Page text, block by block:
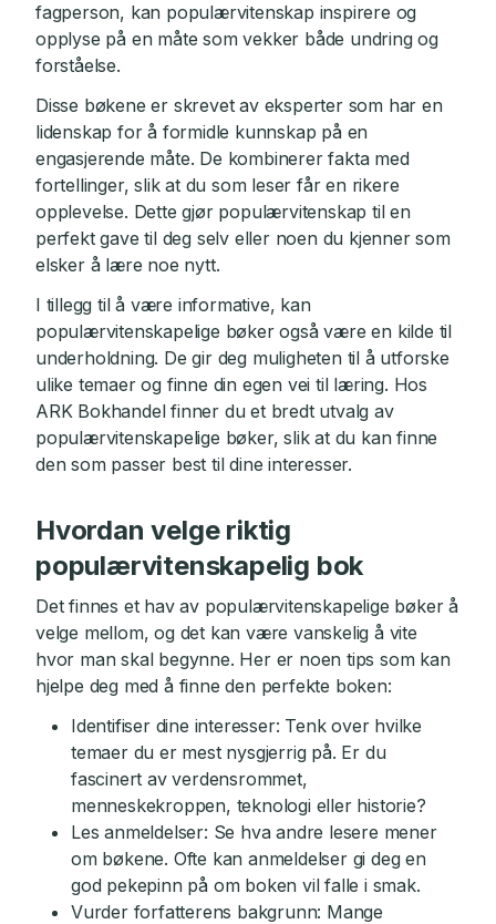
fagperson, kan populærvitenskap inspirere og
opplyse på en måte som vekker både undring og
forståelse.
Disse bøkene er skrevet av eksperter som har en
lidenskap for å formidle kunnskap på en
engasjerende måte. De kombinerer fakta med
fortellinger, slik at du som leser får en rikere
opplevelse. Dette gjør populærvitenskap til en
perfekt gave til deg selv eller noen du kjenner som
elsker å lære noe nytt.
I tillegg til å være informative, kan
populærvitenskapelige bøker også være en kilde til
underholdning. De gir deg muligheten til å utforske
ulike temaer og finne din egen vei til læring. Hos
ARK Bokhandel finner du et bredt utvalg av
populærvitenskapelige bøker, slik at du kan finne
den som passer best til dine interesser.
Hvordan velge riktig
populærvitenskapelig bok
Det finnes et hav av populærvitenskapelige bøker å
velge mellom, og det kan være vanskelig å vite
hvor man skal begynne. Her er noen tips som kan
hjelpe deg med å finne den perfekte boken:
Identifiser dine interesser: Tenk over hvilke
temaer du er mest nysgjerrig på. Er du
fascinert av verdensrommet,
menneskekroppen, teknologi eller historie?
Les anmeldelser: Se hva andre lesere mener
om bøkene. Ofte kan anmeldelser gi deg en
god pekepinn på om boken vil falle i smak.
Vurder forfatterens bakgrunn: Mange